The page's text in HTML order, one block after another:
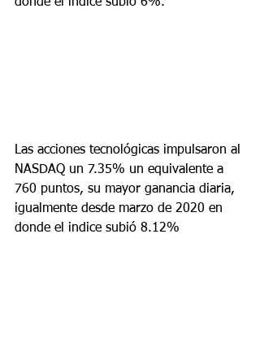
Las acciones tecnológicas impulsaron al
NASDAQ un 7.35% un equivalente a
760 puntos, su mayor ganancia diaria,
igualmente desde marzo de 2020 en
donde el indice subió 8.12%